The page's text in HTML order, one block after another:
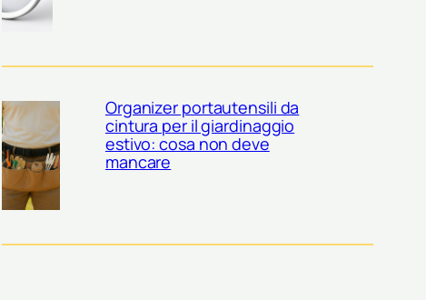
Organizer portautensili da
cintura per il giardinaggio
estivo: cosa non deve
mancare